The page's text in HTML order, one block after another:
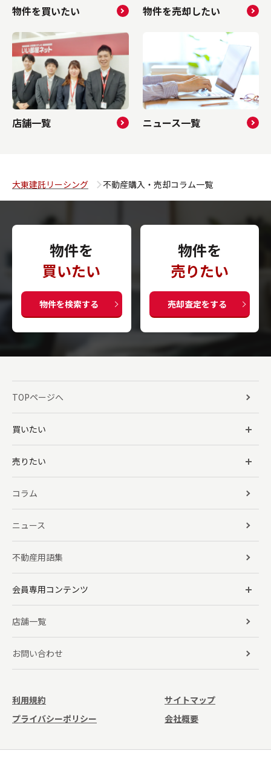
物件を買いたい 物件を売却したい
店舗一覧 ニュース一覧
大東建託リーシング 不動産購入・売却コラム一覧
物件を
買いたい
物件を検索する
物件を
売りたい
売却査定をする
TOPページへ
買いたい
売りたい
コラム
ニュース
不動産用語集
会員専用コンテンツ
店舗一覧
お問い合わせ
利用規約
サイトマップ
プライバシーポリシー
会社概要